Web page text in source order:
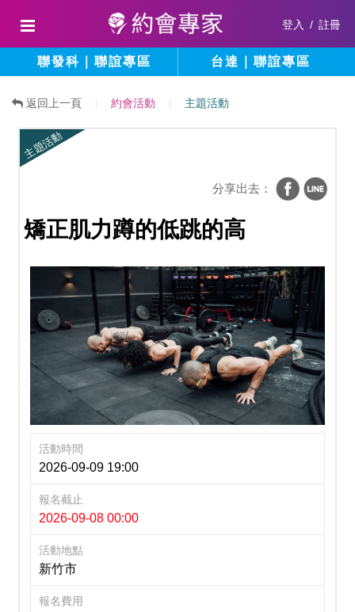
登入 / 註冊
聯發科｜聯誼專區 台達｜聯誼專區
返回上一頁 約會活動 主題活動
主題活動
分享出去：
矯正肌力蹲的低跳的高
活動時間
2026-09-09 19:00
報名截止
2026-09-08 00:00
活動地點
新竹市
報名費用